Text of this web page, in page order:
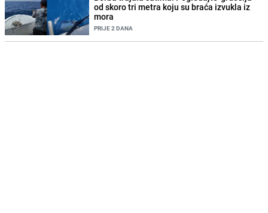
od skoro tri metra koju su braća izvukla iz
mora
PRIJE 2 DANA